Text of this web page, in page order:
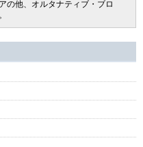
の他、オルタナティブ・ブロ